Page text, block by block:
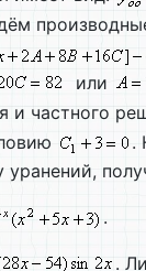
или
и частного
.
уранений,
.
.